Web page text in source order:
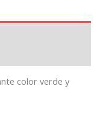
color verde y